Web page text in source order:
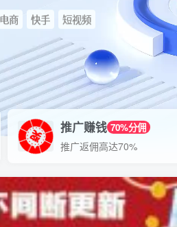
电商 快手 短视频
推广赚钱 70%分佣
推广返佣高达70%